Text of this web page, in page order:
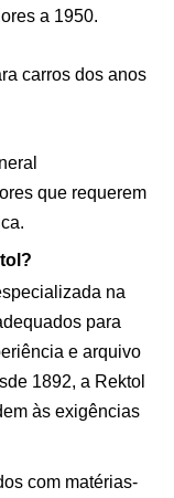
a 1950.
carros dos anos
que requerem
na
para
e arquivo
1892, a Rektol
às exigências
com matérias-